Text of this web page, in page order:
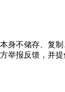
不储存、复
报反馈，并